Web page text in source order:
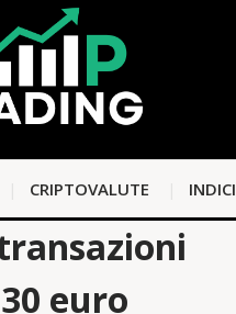
CRIPTOVALUTE INDICI
euro